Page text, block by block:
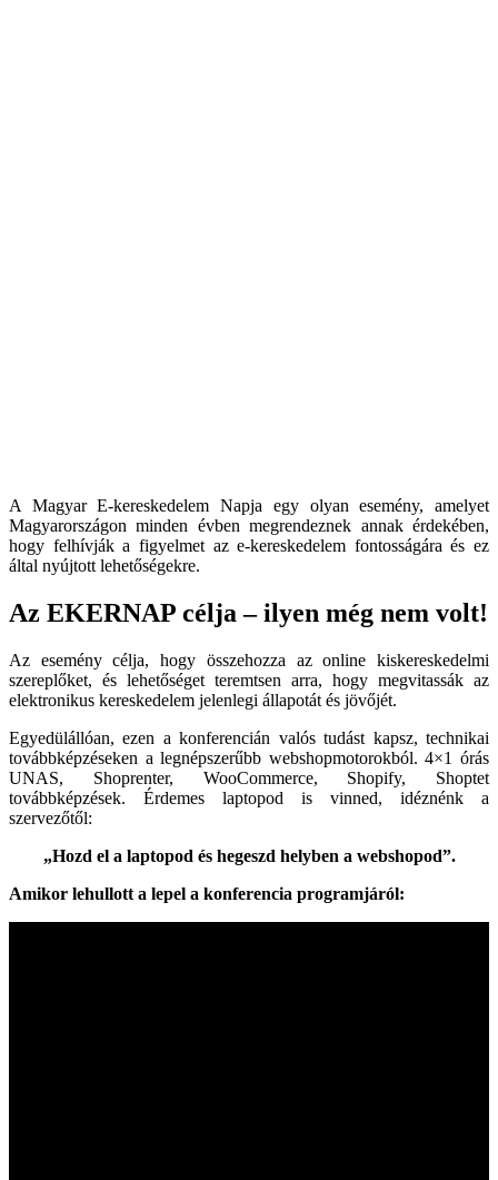
A Magyar E-kereskedelem Napja egy olyan esemény, amelyet
Magyarországon minden évben megrendeznek annak érdekében,
hogy felhívják a figyelmet az e-kereskedelem fontosságára és ez
által nyújtott lehetőségekre.
Az EKERNAP célja – ilyen még nem volt!
Az esemény célja, hogy összehozza az online kiskereskedelmi
szereplőket, és lehetőséget teremtsen arra, hogy megvitassák az
elektronikus kereskedelem jelenlegi állapotát és jövőjét.
Egyedülállóan, ezen a konferencián valós tudást kapsz, technikai
továbbképzéseken a legnépszerűbb webshopmotorokból. 4×1 órás
UNAS, Shoprenter, WooCommerce, Shopify, Shoptet
továbbképzések. Érdemes laptopod is vinned, idéznénk a
szervezőtől:
„Hozd el a laptopod és hegeszd helyben a webshopod”.
Amikor lehullott a lepel a konferencia programjáról: